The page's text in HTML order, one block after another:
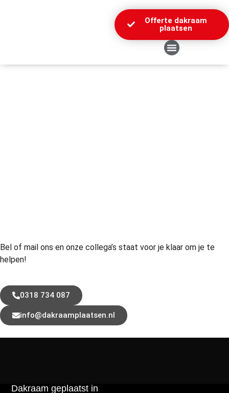
Offerte dakraam
plaatsen
Bel of mail ons en onze collega’s staat voor je klaar om je te
helpen!
0318 734 087
info@dakraamplaatsen.nl
Dakraam geplaatst in